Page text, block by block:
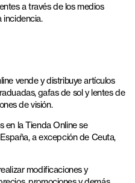
a través de los medios
incidencia.
vende y distribuye artículos
gafas de sol y lentes de
de visión.
en la Tienda Online se
a excepción de Ceuta,
modificaciones y